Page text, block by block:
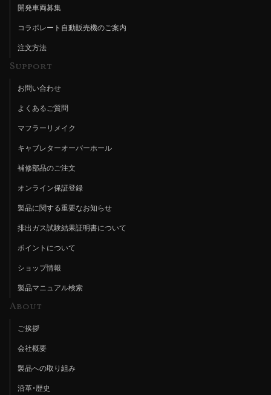
開発車両募集
コラボレート自動販売機のご案内
注文方法
Support
お問い合わせ
よくあるご質問
マフラーリメイク
キャブレターオーバーホール
補修部品のご注文
オンライン保証登録
製品に関する重要なお知らせ
排出ガス試験結果証明書について
ポイントについて
ショップ情報
製品マニュアル検索
About
ご挨拶
会社概要
製品への取り組み
沿革・歴史